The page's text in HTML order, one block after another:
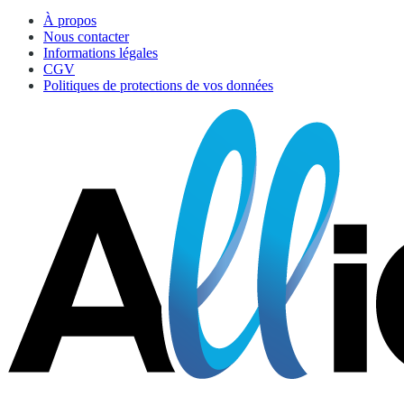
À propos
Nous contacter
Informations légales
CGV
Politiques de protections de vos données